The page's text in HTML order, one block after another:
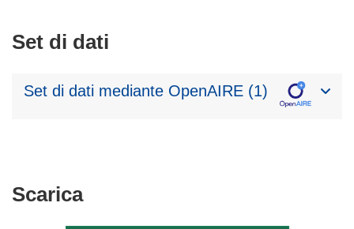
Set di dati
Set di dati mediante OpenAIRE (1)
ScaricaScarica